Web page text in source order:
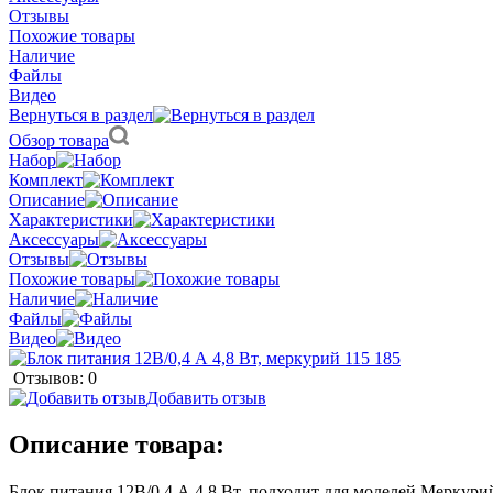
Отзывы
Похожие товары
Наличие
Файлы
Видео
Вернуться в раздел
Обзор товара
Набор
Комплект
Описание
Характеристики
Аксессуары
Отзывы
Похожие товары
Наличие
Файлы
Видео
Отзывов: 0
Добавить отзыв
Описание товара: